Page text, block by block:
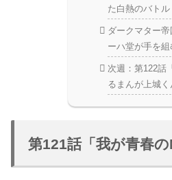
た白熱のバトル
ダークマター帝
ーハ堂が手を組
次週：第122話
るまんが上城く
第121話「我が青春